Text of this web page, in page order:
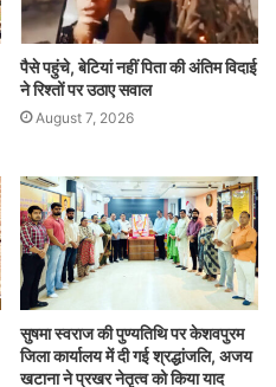
पैसे पहुंचे, बेटियां नहीं पिता की अंतिम विदाई
ने रिश्तों पर उठाए सवाल
August 7, 2026
सुषमा स्वराज की पुण्यतिथि पर केशवपुरम
जिला कार्यालय में दी गई श्रद्धांजलि, अजय
खटाना ने प्रखर नेतृत्व को किया याद